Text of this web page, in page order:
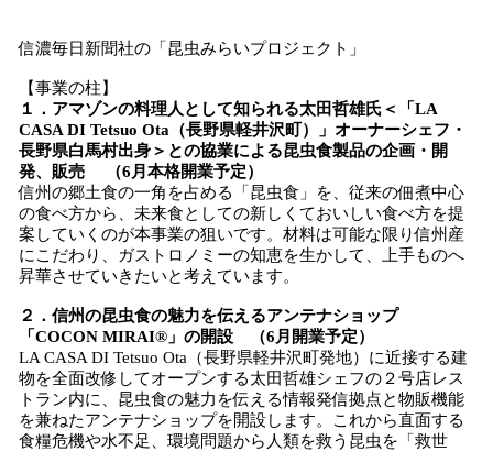
信濃毎日新聞社の「昆虫みらいプロジェクト」
【事業の柱】
１．アマゾンの料理人として知られる太田哲雄氏＜「LA
CASA DI Tetsuo Ota（長野県軽井沢町）」オーナーシェフ・
長野県白馬村出身＞との協業による昆虫食製品の企画・開
発、販売 （6月本格開業予定）
信州の郷土食の一角を占める「昆虫食」を、従来の佃煮中心
の食べ方から、未来食としての新しくておいしい食べ方を提
案していくのが本事業の狙いです。材料は可能な限り信州産
にこだわり、ガストロノミーの知恵を生かして、上手ものへ
昇華させていきたいと考えています。
２．信州の昆虫食の魅力を伝えるアンテナショップ
「COCON MIRAI®」の開設 （6月開業予定）
LA CASA DI Tetsuo Ota（長野県軽井沢町発地）に近接する建
物を全面改修してオープンする太田哲雄シェフの２号店レス
トラン内に、昆虫食の魅力を伝える情報発信拠点と物販機能
を兼ねたアンテナショップを開設します。これから直面する
食糧危機や水不足、環境問題から人類を救う昆虫を「救世